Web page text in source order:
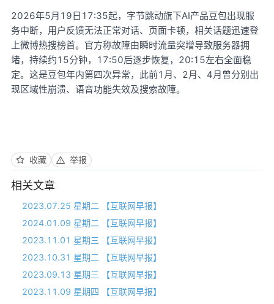
2026年5月19日17:35起，字节跳动旗下AI产品豆包出现服
务中断，用户反馈无法正常对话、页面卡顿，相关话题迅速登
上微博热搜榜首。官方称故障由瞬时流量突增导致服务器拥
堵，持续约15分钟，17:50后逐步恢复，20:15左右全面稳
定。这是豆包年内第四次异常，此前1月、2月、4月曾分别出
现区域性崩溃、语音功能失效及搜索故障。
收藏 举报
相关文章
2023.07.25 星期二 【互联网早报】
2024.01.09 星期二 【互联网早报】
2023.11.01 星期三 【互联网早报】
2023.10.31 星期二 【互联网早报】
2023.09.13 星期三 【互联网早报】
2023.11.09 星期四 【互联网早报】